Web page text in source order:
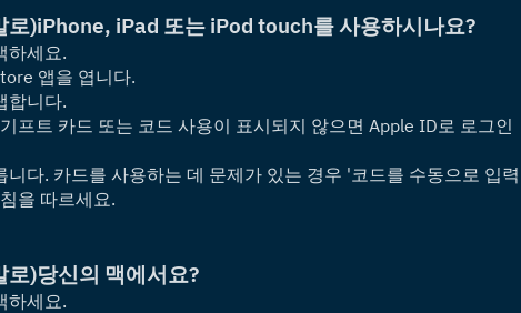
로)iPhone, iPad 또는 iPod touch를 사용하시나요?
하세요.
앱을 엽니다.
합니다.
프트 카드 또는 코드 사용이 표시되지 않으면 Apple ID로 로그인
다. 카드를 사용하는 데 문제가 있는 경우 '코드를 수동으로 입력
을 따르세요.
로)당신의 맥에서요?
하세요.